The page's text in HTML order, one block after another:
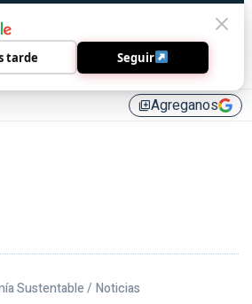
library_addAgreganos
Sustentable / Noticias
tarde Seguir